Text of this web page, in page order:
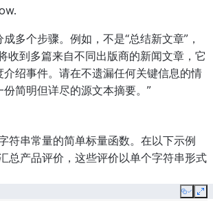
多个步骤。例如，不是“总结新文章”，
收到多篇来自不同出版商的新闻文章，它
介绍事件。请在不遗漏任何关键信息的情
份简明但详尽的源文本摘要。”
符串常量的简单标量函数。在以下示例
总产品评价，这些评价以单个字符串形式
Copy